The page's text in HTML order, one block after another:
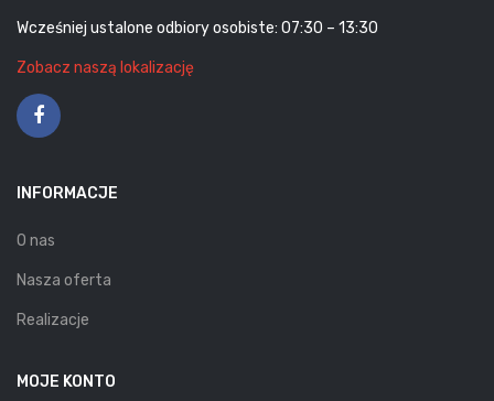
Wcześniej ustalone odbiory osobiste: 07:30 – 13:30
Zobacz naszą lokalizację
INFORMACJE
O nas
Nasza oferta
Realizacje
MOJE KONTO